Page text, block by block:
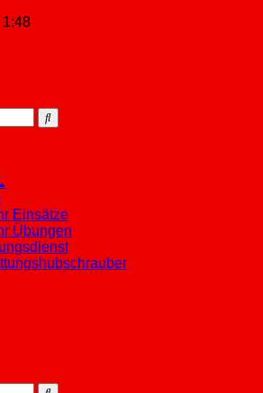
1:48
Einsätze
Übungen